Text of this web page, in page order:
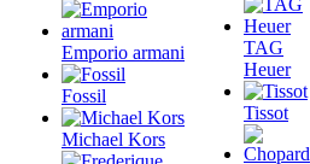
Emporio armani
Fossil
Michael Kors
TAG
Heuer
Tissot